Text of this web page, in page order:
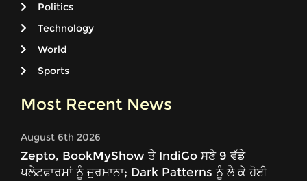
Politics
Technology
World
Sports
Most Recent News
August 6th 2026
Zepto, BookMyShow ਤੇ IndiGo ਸਣੇ 9 ਵੱਡੇ
ਪਲੇਟਫਾਰਮਾਂ ਨੂੰ ਜੁਰਮਾਨਾ; Dark Patterns ਨੂੰ ਲੈ ਕੇ ਹੋਈ